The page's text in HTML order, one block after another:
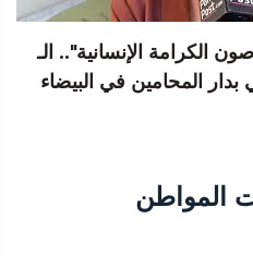
الكرامة الإنسانية".. الـ
المواطن